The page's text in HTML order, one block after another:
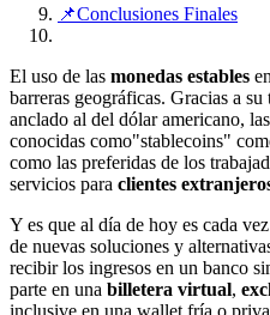
📌Conclusiones Finales
El uso de las monedas estables
barreras geográficas. Gracias a
anclado al del dólar americano,
conocidas como"stablecoins"
como las preferidas de los
servicios para clientes
Y es que al día de hoy es cada
de nuevas soluciones y
recibir los ingresos en un banco
parte en una billetera virtual,
inclusive en una wallet fría o